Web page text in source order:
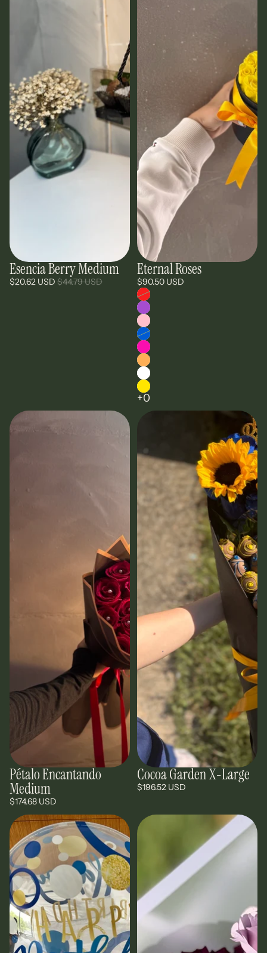
Oferta
Esencia Berry Medium
$20.62 USD $44.79 USD
Eternal Roses
$90.50 USD
Pétalo Encantando
Medium
$174.68 USD
Cocoa Garden X-Large
$196.52 USD